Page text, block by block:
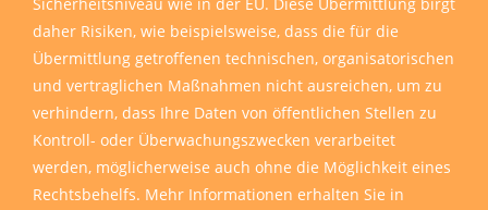
daher Risiken, wie beispielsweise, dass die für die
Übermittlung getroffenen technischen, organisatorischen
und vertraglichen Maßnahmen nicht ausreichen, um zu
verhindern, dass Ihre Daten von öffentlichen Stellen zu
Kontroll- oder Überwachungszwecken verarbeitet
werden, möglicherweise auch ohne die Möglichkeit eines
Rechtsbehelfs. Mehr Informationen erhalten Sie in